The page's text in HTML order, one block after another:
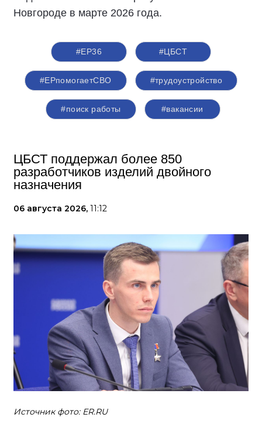
Новгороде в марте 2026 года.
#ЕР36 #ЦБСТ
#ЕРпомогаетСВО #трудоустройство
#поиск работы #вакансии
ЦБСТ поддержал более 850
разработчиков изделий двойного
назначения
06 августа 2026, 11:12
Источник фото: ER.RU